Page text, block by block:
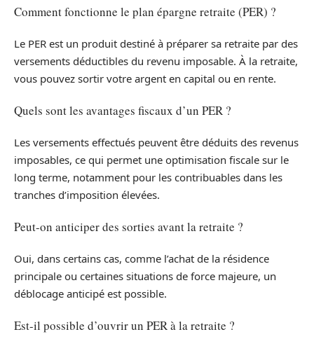
Comment fonctionne le plan épargne retraite (PER) ?
Le PER est un produit destiné à préparer sa retraite par des
versements déductibles du revenu imposable. À la retraite,
vous pouvez sortir votre argent en capital ou en rente.
Quels sont les avantages fiscaux d’un PER ?
Les versements effectués peuvent être déduits des revenus
imposables, ce qui permet une optimisation fiscale sur le
long terme, notamment pour les contribuables dans les
tranches d’imposition élevées.
Peut-on anticiper des sorties avant la retraite ?
Oui, dans certains cas, comme l’achat de la résidence
principale ou certaines situations de force majeure, un
déblocage anticipé est possible.
Est-il possible d’ouvrir un PER à la retraite ?